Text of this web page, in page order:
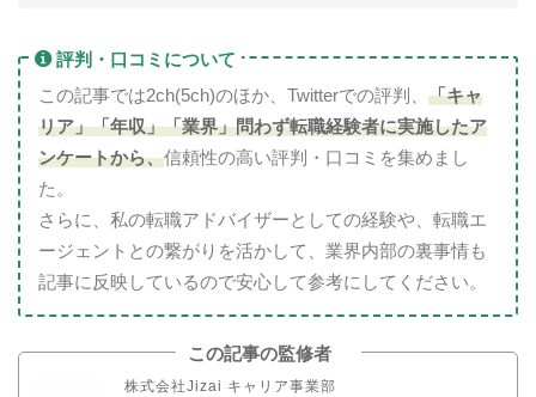
評判・口コミについて
この記事では2ch(5ch)のほか、Twitterでの評判、 「キャ
リア」「年収」「業界」問わず転職経験者に実施したア
ンケートから、信頼性の高い評判・口コミを集めまし
た。
さらに、私の転職アドバイザーとしての経験や、転職エ
ージェントとの繋がりを活かして、業界内部の裏事情も
記事に反映しているので安心して参考にしてください。
この記事の監修者
株式会社Jizai キャリア事業部